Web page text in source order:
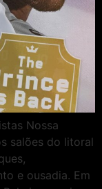
Nossa
salões do litoral
e ousadia. Em